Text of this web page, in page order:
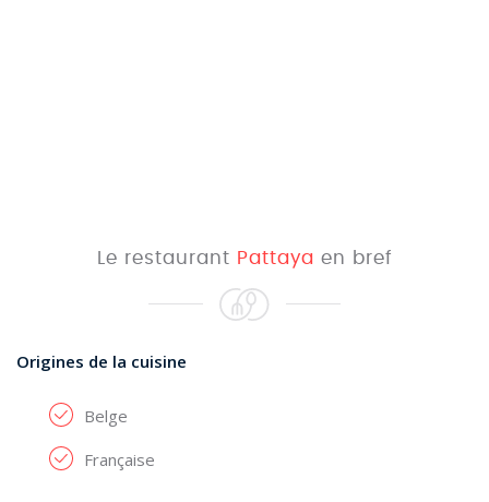
Le restaurant Pattaya en bref
Origines de la cuisine
Belge
Française